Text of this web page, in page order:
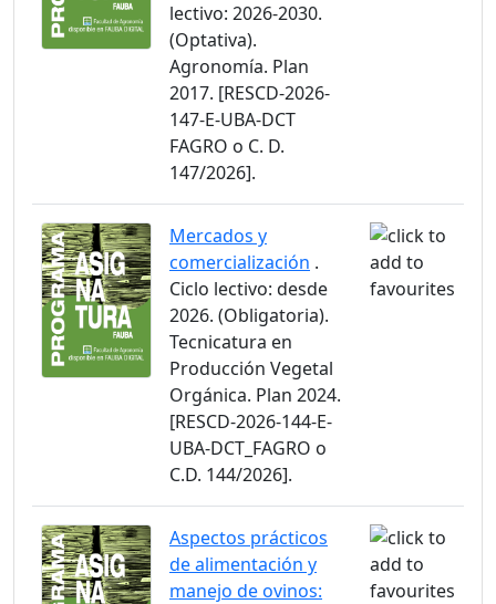
lectivo: 2026-2030.
(Optativa).
Agronomía. Plan
2017. [RESCD-2026-
147-E-UBA-DCT
FAGRO o C. D.
147/2026].
Mercados y
comercialización .
Ciclo lectivo: desde
2026. (Obligatoria).
Tecnicatura en
Producción Vegetal
Orgánica. Plan 2024.
[RESCD-2026-144-E-
UBA-DCT_FAGRO o
C.D. 144/2026].
Aspectos prácticos
de alimentación y
manejo de ovinos: